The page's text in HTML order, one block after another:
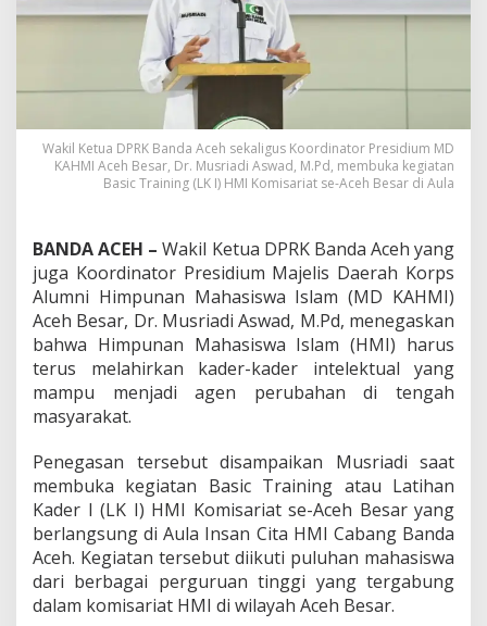
s
h
i
r
k
A
g
e
n
P
e
r
u
b
a
n
u
n
t
u
k
A
c
Wakil Ketua DPRK Banda Aceh sekaligus Koordinator Presidium MD
KAHMI Aceh Besar, Dr. Musriadi Aswad, M.Pd, membuka kegiatan
Basic Training (LK I) HMI Komisariat se-Aceh Besar di Aula
BANDA ACEH – Wakil Ketua DPRK Banda Aceh yang
juga Koordinator Presidium Majelis Daerah Korps
Alumni Himpunan Mahasiswa Islam (MD KAHMI)
Aceh Besar, Dr. Musriadi Aswad, M.Pd, menegaskan
bahwa Himpunan Mahasiswa Islam (HMI) harus
terus melahirkan kader-kader intelektual yang
mampu menjadi agen perubahan di tengah
masyarakat.
Penegasan tersebut disampaikan Musriadi saat
membuka kegiatan Basic Training atau Latihan
Kader I (LK I) HMI Komisariat se-Aceh Besar yang
berlangsung di Aula Insan Cita HMI Cabang Banda
Aceh. Kegiatan tersebut diikuti puluhan mahasiswa
dari berbagai perguruan tinggi yang tergabung
dalam komisariat HMI di wilayah Aceh Besar.